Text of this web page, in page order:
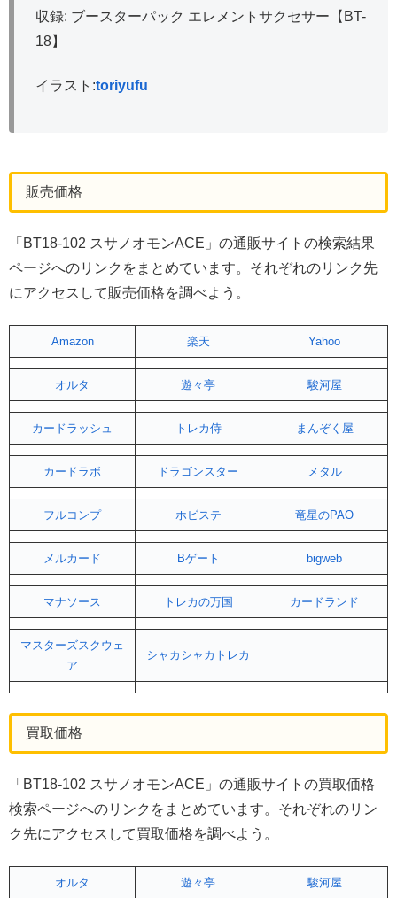
収録: ブースターパック エレメントサクセサー【BT-
18】
イラスト:toriyufu
販売価格
「BT18-102 スサノオモンACE」の通販サイトの検索結果
ページへのリンクをまとめています。それぞれのリンク先
にアクセスして販売価格を調べよう。
Amazon 楽天 Yahoo
オルタ 遊々亭 駿河屋
カードラッシュ トレカ侍 まんぞく屋
カードラボ ドラゴンスター メタル
フルコンプ ホビステ 竜星のPAO
メルカード Bゲート bigweb
マナソース トレカの万国 カードランド
マスターズスクウェ
ア
シャカシャカトレカ
買取価格
「BT18-102 スサノオモンACE」の通販サイトの買取価格
検索ページへのリンクをまとめています。それぞれのリン
ク先にアクセスして買取価格を調べよう。
オルタ 遊々亭 駿河屋